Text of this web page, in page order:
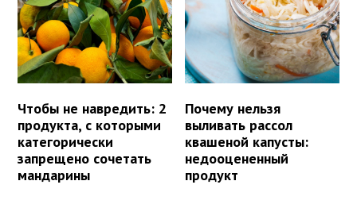
Чтобы не навредить: 2
продукта, с которыми
категорически
запрещено сочетать
мандарины
Почему нельзя
выливать рассол
квашеной капусты:
недооцененный
продукт